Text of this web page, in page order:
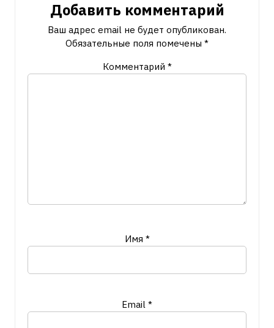
Добавить комментарий
Ваш адрес email не будет опубликован.
Обязательные поля помечены *
Комментарий *
Имя *
Email *